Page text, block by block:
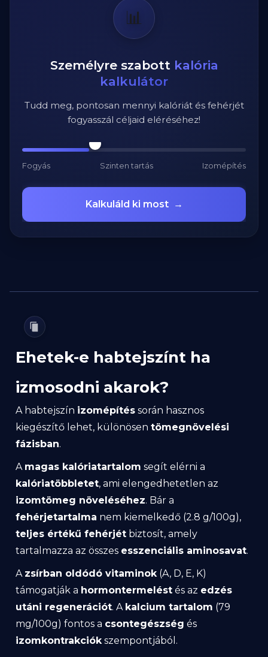
📊
Személyre szabott kalória
kalkulátor
Tudd meg, pontosan mennyi kalóriát és fehérjét
fogyasszál céljaid eléréséhez!
Fogyás Szinten tartás Izomépítés
Kalkuláld ki most →
Ehetek-e habtejszínt ha
izmosodni akarok?
A habtejszín izomépítés során hasznos
kiegészítő lehet, különösen tömegnövelési
fázisban.
A magas kalóriatartalom segít elérni a
kalóriatöbbletet, ami elengedhetetlen az
izomtömeg növeléséhez. Bár a
fehérjetartalma nem kiemelkedő (2.8 g/100g),
teljes értékű fehérjét biztosít, amely
tartalmazza az összes esszenciális aminosavat.
A zsírban oldódó vitaminok (A, D, E, K)
támogatják a hormontermelést és az edzés
utáni regenerációt. A kalcium tartalom (79
mg/100g) fontos a csontegészség és
izomkontrakciók szempontjából.